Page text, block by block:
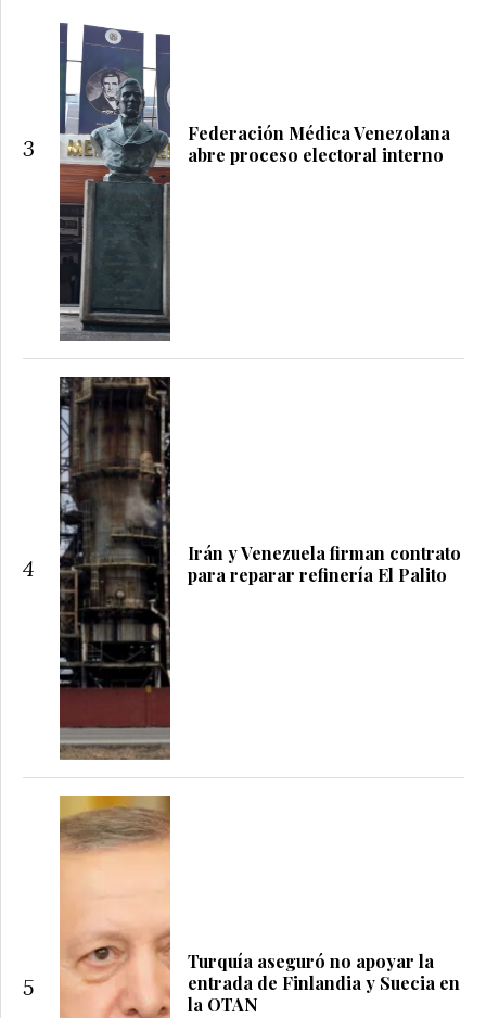
3
Federación Médica Venezolana
abre proceso electoral interno
4
Irán y Venezuela firman contrato
para reparar refinería El Palito
5
Turquía aseguró no apoyar la
entrada de Finlandia y Suecia en
la OTAN